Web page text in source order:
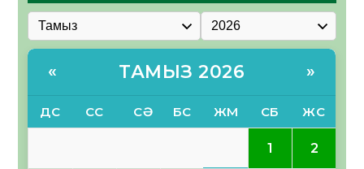
« ТАМЫЗ 2026 »
ДС СС СӘ БС ЖМ СБ ЖС
1 2